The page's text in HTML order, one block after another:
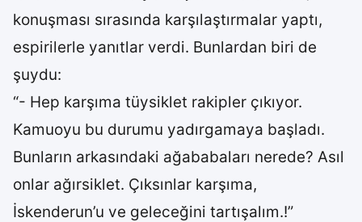
konuşması sırasında karşılaştırmalar yaptı,
espirilerle yanıtlar verdi. Bunlardan biri de
şuydu:
“- Hep karşıma tüysiklet rakipler çıkıyor.
Kamuoyu bu durumu yadırgamaya başladı.
Bunların arkasındaki ağababaları nerede? Asıl
onlar ağırsiklet. Çıksınlar karşıma,
İskenderun’u ve geleceğini tartışalım.!”